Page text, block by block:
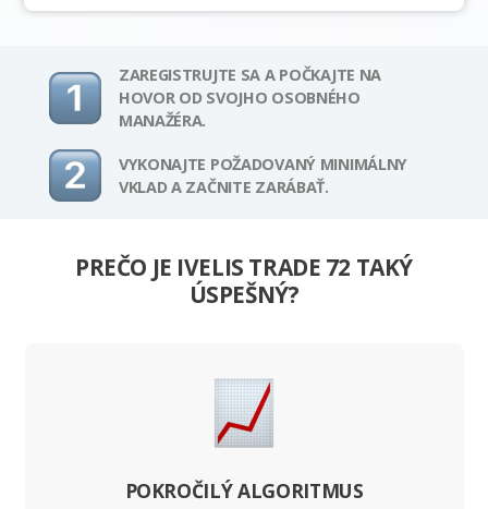
ZAREGISTRUJTE SA A POČKAJTE NA
HOVOR OD SVOJHO OSOBNÉHO
MANAŽÉRA.
VYKONAJTE POŽADOVANÝ MINIMÁLNY
VKLAD A ZAČNITE ZARÁBAŤ.
PREČO JE IVELIS TRADE 72 TAKÝ
ÚSPEŠNÝ?
POKROČILÝ ALGORITMUS